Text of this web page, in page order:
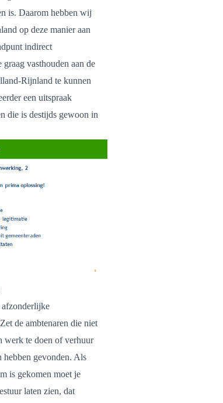
is. Daarom hebben wij
op deze manier aan
indirect
vasthouden aan de
Rijnland te kunnen
een uitspraak
die is destijds gewoon in
afzonderlijke
de ambtenaren die niet
werk te doen of verhuur
hebben gevonden. Als
is gekomen moet je
laten zien, dat